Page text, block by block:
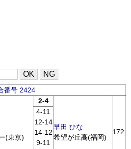
番号 2424
(東京)
2-4
早田 ひな
希望が丘高(福岡)
172
4-11
12-14
14-12
9-11